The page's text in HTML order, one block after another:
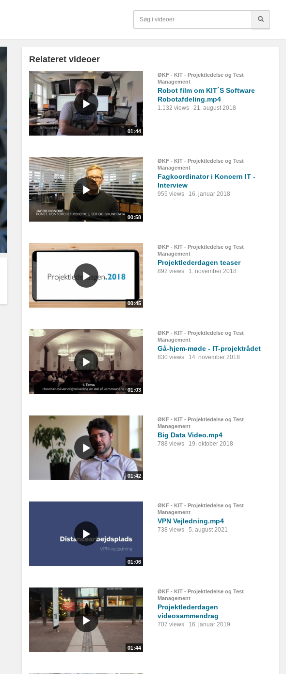
Relateret videoer
01:44
ØKF - KIT - Projektledelse og Test
Management
Robot film om KIT´S Software
Robotafdeling.mp4
1.132 views 21. august 2018
00:58
ØKF - KIT - Projektledelse og Test
Management
Fagkoordinator i Koncern IT -
Interview
955 views 16. januar 2018
00:45
ØKF - KIT - Projektledelse og Test
Management
Projektlederdagen teaser
892 views 1. november 2018
01:03
ØKF - KIT - Projektledelse og Test
Management
Gå-hjem-møde - IT-projektrådet
830 views 14. november 2018
01:42
ØKF - KIT - Projektledelse og Test
Management
Big Data Video.mp4
788 views 19. oktober 2018
01:06
ØKF - KIT - Projektledelse og Test
Management
VPN Vejledning.mp4
738 views 5. august 2021
01:44
ØKF - KIT - Projektledelse og Test
Management
Projektlederdagen
videosammendrag
707 views 16. januar 2019